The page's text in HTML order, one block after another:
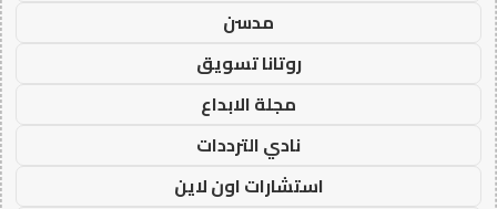
مدسن
روتانا تسويق
مجلة الابداع
نادي الترددات
استشارات اون لاين